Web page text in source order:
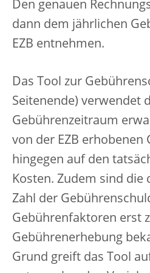
Den genauen
dann dem jährlichen
EZB entnehmen.
Das Tool zur
Seitenende) verwendet
Gebührenzeitraum
von der EZB erhobenen
hingegen auf den
Kosten. Zudem sind
Zahl der
Gebührenfaktoren erst
Gebührenerhebung
Grund greift das Tool